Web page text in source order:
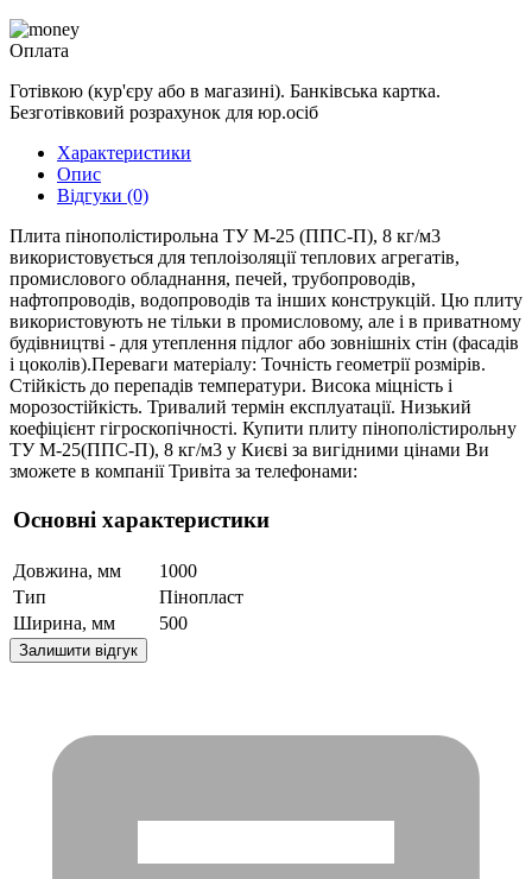
Оплата
Готівкою (кур'єру або в магазині). Банківська картка.
Безготівковий розрахунок для юр.осіб
Характеристики
Опис
Відгуки (0)
Плита пінополістирольна ТУ М-25 (ППС-П), 8 кг/м3
використовується для теплоізоляції теплових агрегатів,
промислового обладнання, печей, трубопроводів,
нафтопроводів, водопроводів та інших конструкцій. Цю плиту
використовують не тільки в промисловому, але і в приватному
будівництві - для утеплення підлог або зовнішніх стін (фасадів
і цоколів).Переваги матеріалу: Точність геометрії розмірів.
Стійкість до перепадів температури. Висока міцність і
морозостійкість. Тривалий термін експлуатації. Низький
коефіцієнт гігроскопічності. Купити плиту пінополістирольну
ТУ М-25(ППС-П), 8 кг/м3 у Києві за вигідними цінами Ви
зможете в компанії Тривіта за телефонами:
Основні характеристики
Довжина, мм
1000
Тип
Пінопласт
Ширина, мм
500
Залишити відгук